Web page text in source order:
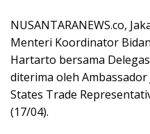
NUSANTARANEWS.co,
Menteri Koordinator
Hartarto bersama
diterima oleh
States Trade
(17/04).